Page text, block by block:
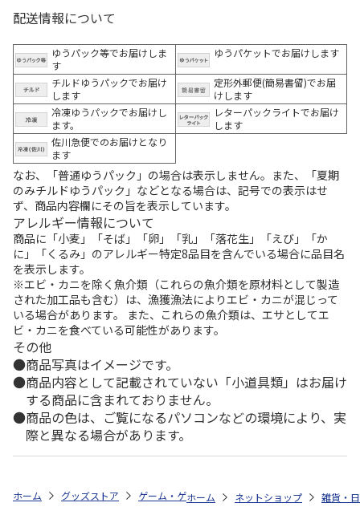
配送情報について
ゆうパック等でお届けしま
す
ゆうパケットでお届けします
チルドゆうパックでお届け
します
定形外郵便(簡易書留)でお届
けします
冷凍ゆうパックでお届けし
ます。
レターパックライトでお届け
します
佐川急便でのお届けとなり
ます
なお、「普通ゆうパック」の場合は表示しません。また、「夏期
のみチルドゆうパック」などとなる場合は、記号での表示はせ
ず、商品内容欄にその旨を表示しています。
アレルギー情報について
商品に「小麦」「そば」「卵」「乳」「落花生」「えび」「か
に」「くるみ」のアレルギー特定8品目を含んでいる場合に品目名
を表示します。
※エビ・カニを除く魚介類（これらの魚介類を原材料として製造
された加工品も含む）は、漁獲漁法によりエビ・カニが混じって
いる場合があります。 また、これらの魚介類は、エサとしてエ
ビ・カニを食べている可能性があります。
その他
商品写真はイメージです。
商品内容として記載されていない「小道具類」はお届け
する商品に含まれておりません。
商品の色は、ご覧になるパソコンなどの環境により、実
際と異なる場合があります。
ホーム グッズストア ゲーム・ゲームキャラクター 英雄伝説 軌跡シ
ホーム ネットショップ 雑貨・